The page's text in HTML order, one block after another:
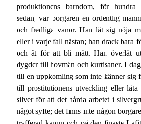
produktionens barndom, för
sedan, var borgaren en ordentlig
och fredliga vanor. Han lät sig nöja
eller i varje fall nästan; han drack bara
och åt för att bli mätt. Han överlät
dygder till hovmän och kurtisaner. I
till en uppkomling som inte känner sig
till prostitutionens utveckling eller låta
silver för att det hårda arbetet i
något syfte; det finns inte någon